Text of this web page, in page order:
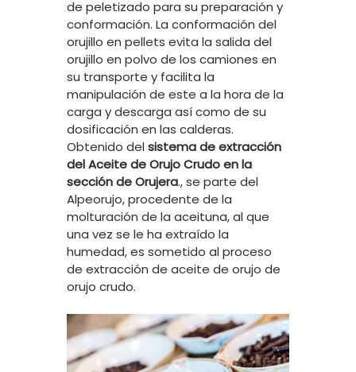
de peletizado para su preparación y
conformación. La conformación del
orujillo en pellets evita la salida del
orujillo en polvo de los camiones en
su transporte y facilita la
manipulación de este a la hora de la
carga y descarga así como de su
dosificación en las calderas.
Obtenido del sistema de extracción
del Aceite de Orujo Crudo en la
sección de Orujera., se parte del
Alpeorujo, procedente de la
molturación de la aceituna, al que
una vez se le ha extraído la
humedad, es sometido al proceso
de extracción de aceite de orujo de
orujo crudo.